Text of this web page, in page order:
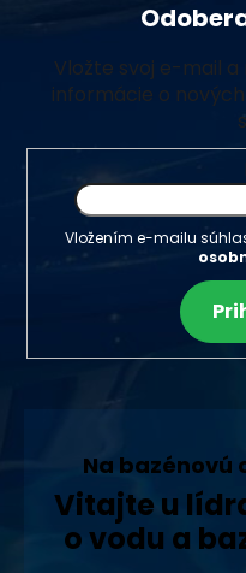
Vložte svoj e-mail
informácie o
Vložením e-mailu
Na bazénovú
Vitajte u
o vodu a